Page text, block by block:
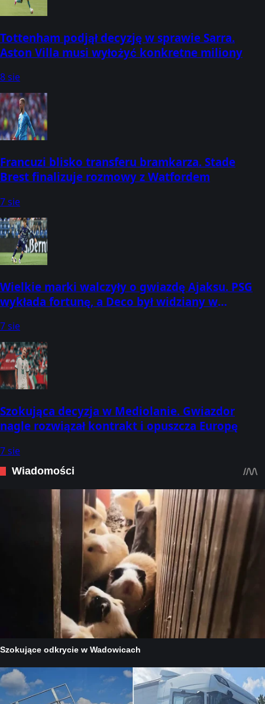
Tottenham podjął decyzję w sprawie Sarra.
Aston Villa musi wyłożyć konkretne miliony
8 sie
Francuzi blisko transferu bramkarza. Stade
Brest finalizuje rozmowy z Watfordem
7 sie
Wielkie marki walczyły o gwiazdę Ajaksu. PSG
wykłada fortunę, a Deco był widziany w
7 sie
Szokująca decyzja w Mediolanie. Gwiazdor
nagle rozwiązał kontrakt i opuszcza Europę
7 sie